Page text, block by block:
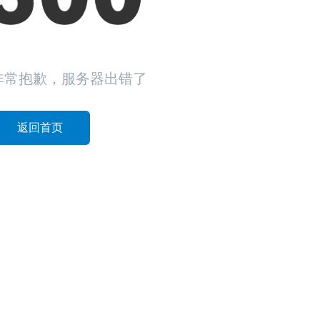
常抱歉，服务器出错了
返回首页